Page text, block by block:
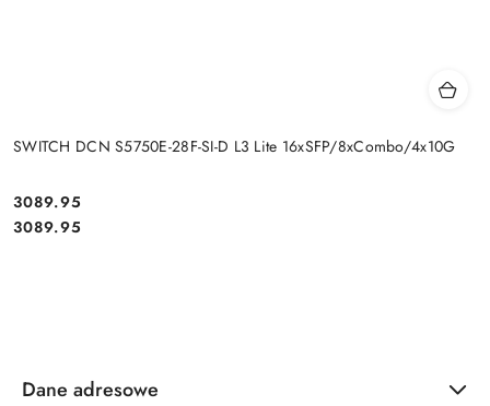
SWITCH DCN S5750E-28F-SI-D L3 Lite 16xSFP/8xCombo/4x10G
Cena:
3089.95
Cena:
3089.95
Dane adresowe